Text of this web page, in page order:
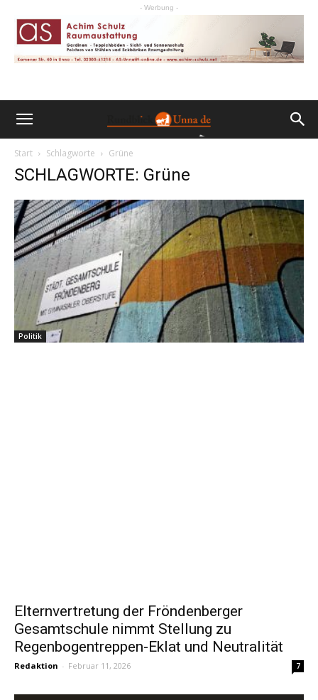
- Werbung -
Start Schlagworte Grüne
SCHLAGWORTE: Grüne
Politik
Elternvertretung der Fröndenberger
Gesamtschule nimmt Stellung zu
Regenbogentreppen-Eklat und Neutralität
Redaktion - Februar 11, 2026 7